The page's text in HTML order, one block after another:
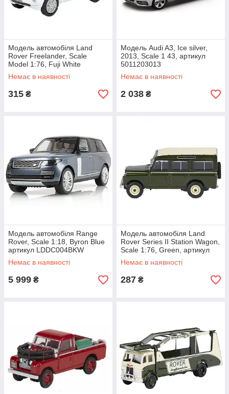
Модель автомобіля Land
Rover Freelander, Scale
Model 1:76, Fuji White
артикул LBDC539WTA
Немає в наявності
315 ₴
Модель Audi A3, Ice silver,
2013, Scale 1 43, артикул
5011203013
Немає в наявності
2 038 ₴
Модель автомобіля Range
Rover, Scale 1:18, Byron Blue
артикул LDDC004BKW
Немає в наявності
5 999 ₴
Модель автомобіля Land
Rover Series II Station Wagon,
Scale 1:76, Green, артикул
LBDC546GNA
Немає в наявності
287 ₴